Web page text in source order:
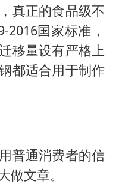
真正的食品级不
2016国家标准，
移量设有严格上
都适合用于制作
普通消费者的信
做文章。